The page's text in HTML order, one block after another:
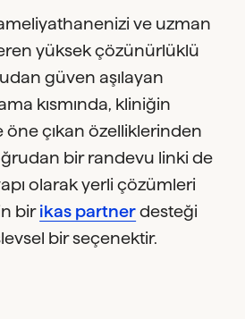
ve uzman
yüksek çözünürlüklü
güven aşılayan
kısmında, kliniğin
çıkan özelliklerinden
bir randevu linki de
olarak yerli çözümleri
bir ikas partner desteği
bir seçenektir.